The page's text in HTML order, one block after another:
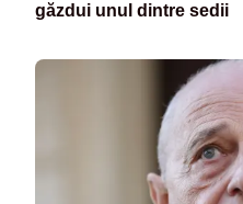
găzdui unul dintre sedii